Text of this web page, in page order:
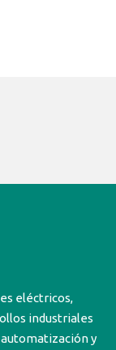
eléctricos,
industriales
y